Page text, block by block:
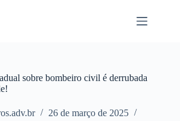
sobre bombeiro civil é derrubada
26 de março de 2025